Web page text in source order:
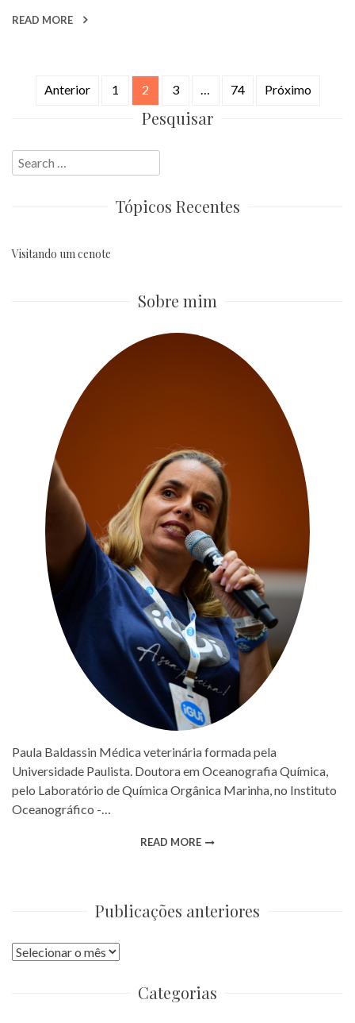
READ MORE
Navegação
posts
Anterior 1 2 3 74 Próximo
Pesquisar
Search
for:
Tópicos Recentes
Visitando um cenote
Sobre mim
Paula Baldassin Médica veterinária formada pela
Universidade Paulista. Doutora em Oceanografia Química,
pelo Laboratório de Química Orgânica Marinha, no Instituto
Oceanográfico -…
READ MORE
Publicações anteriores
Publicações
Categorias